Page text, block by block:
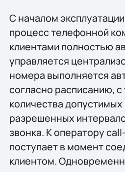
С началом
процесс телефонной
клиентами полностью
управляется
номера выполняется
согласно расписанию,
количества допустимых
разрешенных
звонка. К оператору
поступает в момент
клиентом.